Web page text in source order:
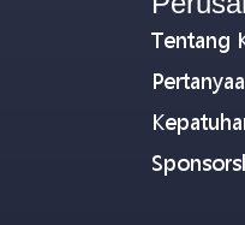
Tentang